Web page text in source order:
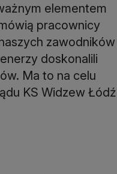
elementem
pracownicy
zawodników
doskonalili
Ma to na celu
KS Widzew Łódź